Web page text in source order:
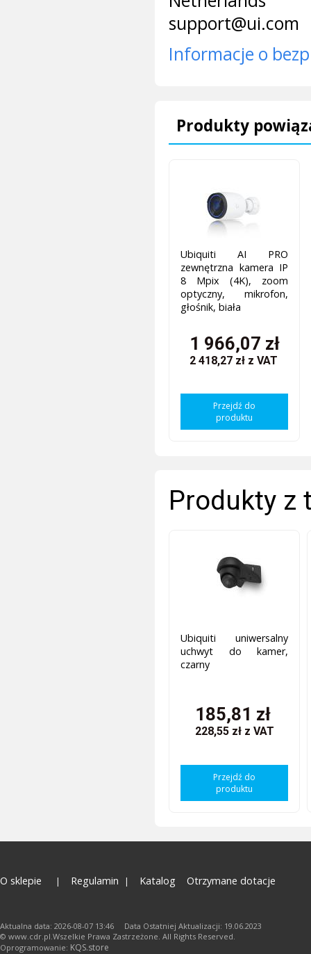
support@ui.com
Informacje o
Produkty
Ubiquiti AI PRO
zewnętrzna kamera IP
8 Mpix (4K), zoom
optyczny, mikrofon,
głośnik, biała
1 966,07 zł
2 418,27 zł z VAT
Przejdź do
produktu
Produkty z
Ubiquiti uniwersalny
uchwyt do kamer,
czarny
185,81 zł
228,55 zł z VAT
Przejdź do
produktu
O sklepie Regulamin Katalog Otrzymane dotacje
Aktualna data: 2026-08-07 13:46 Data Ostatniej Aktualizacji: 19.06.2023
© www.cdr.pl.Wszelkie Prawa Zastrzeżone. All Rights Reserved.
Oprogramowanie: KQS.store